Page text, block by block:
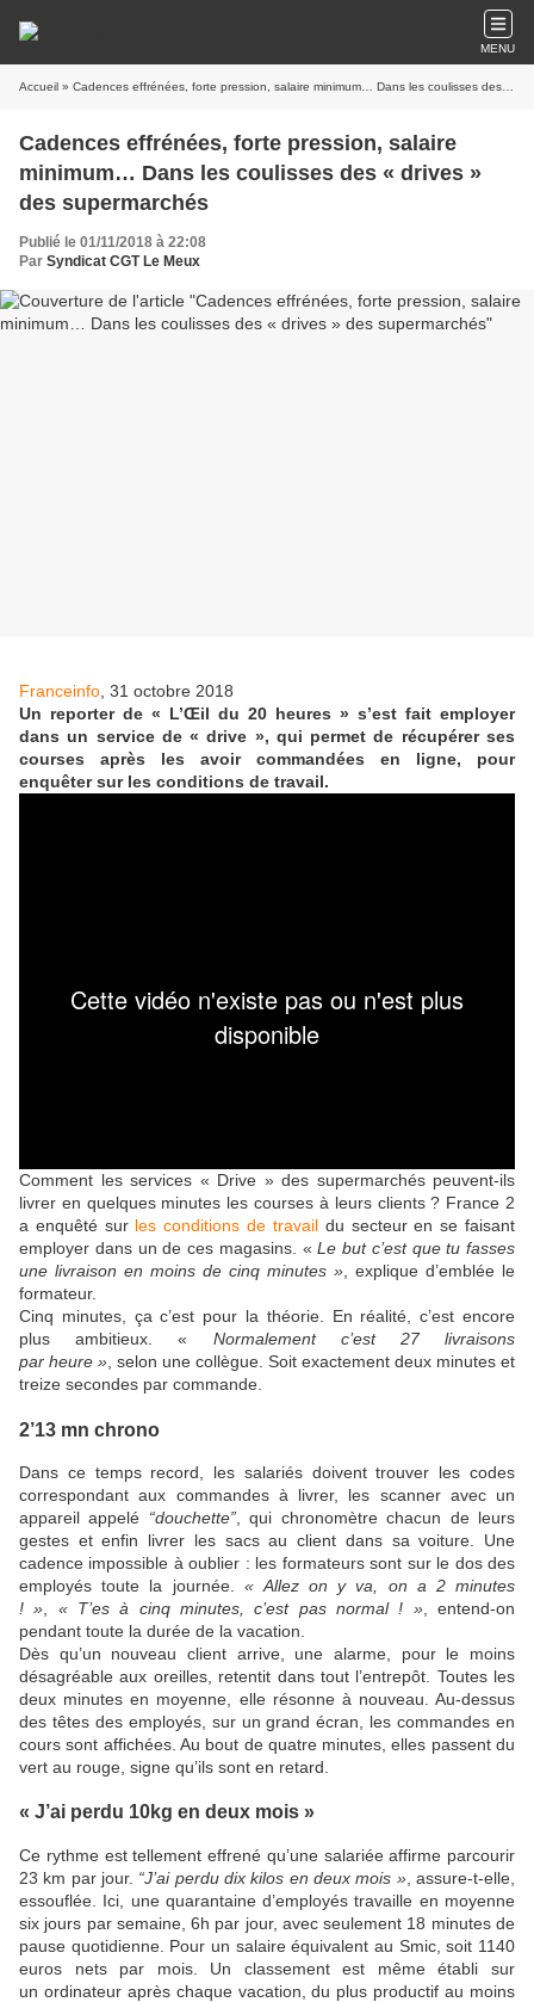
MENU
Accueil » Cadences effrénées, forte pression, salaire minimum… Dans les coulisses des « drives » des supermarchés
Cadences effrénées, forte pression, salaire
minimum… Dans les coulisses des « drives »
des supermarchés
Publié le 01/11/2018 à 22:08
Par Syndicat CGT Le Meux
Franceinfo , 31 octobre 2018
Un reporter de « L’Œil du 20 heures » s’est fait employer
dans un service de « drive », qui permet de récupérer ses
courses après les avoir commandées en ligne, pour
enquêter sur les conditions de travail.
Comment les services « Drive » des supermarchés peuvent-ils
livrer en quelques minutes les courses à leurs clients ? France 2
a enquêté sur les conditions de travaildu secteur en se faisant
employer dans un de ces magasins. «Le but c’est que tu fasses
une livraison en moins de cinq minutes » , explique d’emblée le
formateur.
Cinq minutes, ça c’est pour la théorie. En réalité, c’est encore
plus ambitieux. « Normalement c’est 27 livraisons
par heure » , selon une collègue. Soit exactement deux minutes et
treize secondes par commande.
2’13 mn chrono
Dans ce temps record, les salariés doivent trouver les codes
correspondant aux commandes à livrer, les scanner avec un
appareil appelé “douchette”, qui chronomètre chacun de leurs
gestes et enfin livrer les sacs au client dans sa voiture. Une
cadence impossible à oublier : les formateurs sont sur le dos des
employés toute la journée. « Allez on y va, on a 2 minutes
! »
« T’es à cinq minutes, c’est pas normal ! », entend-on
pendant toute la durée de la vacation.
Dès qu’un nouveau client arrive, une alarme, pour le moins
désagréable aux oreilles, retentit dans tout l’entrepôt. Toutes les
deux minutes en moyenne, elle résonne à nouveau. Au-dessus
des têtes des employés, sur un grand écran, les commandes en
cours sont affichées. Au bout de quatre minutes, elles passent du
vert au rouge, signe qu’ils sont en retard.
« J’ai perdu 10kg en deux mois »
Ce rythme est tellement effrené qu’une salariée affirme parcourir
23 km par jour. “J’ai perdu dix kilos en deux mois », assure-t-elle,
essouflée. Ici, une quarantaine d’employés travaille en moyenne
six jours par semaine, 6h par jour, avec seulement 18 minutes de
pause quotidienne. Pour un salaire équivalent au Smic, soit 1140
euros nets par mois. Un classement est même établi sur
un ordinateur après chaque vacation, du plus productif au moins